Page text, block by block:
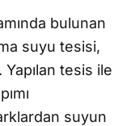
bulunan
suyu tesisi,
tesis ile
suyun